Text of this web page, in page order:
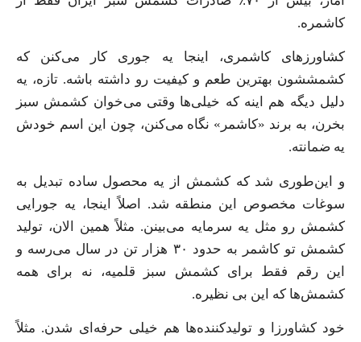
کاشمره.
کشاورزهای کاشمری، اینجا یه جوری کار می‌کنن که
کشمششون بهترین طعم و کیفیت رو داشته باشه. تازه، یه
دلیل دیگه هم اینه که خیلی‌ها وقتی می‌خوان کشمش سبز
بخرن، به برند «کاشمر» نگاه می‌کنن، چون این اسم خودش
یه ضمانته.
و این‌طوری شد که کشمش از یه محصول ساده تبدیل به
سوغات مخصوص این منطقه شد. اصلاً اینجا، یه جورایی
کشمش رو مثل یه سرمایه می‌بینن. مثلاً همین الان، تولید
کشمش تو کاشمر به حدود ۳۰ هزار تن در سال می‌رسه و
این رقم فقط برای کشمش سبز قلمیه، نه برای همه
کشمش‌ها که این بی نظیره.
خود کشاورزا و تولیدکننده‌ها هم خیلی حرفه‌ای شدن. مثلاً